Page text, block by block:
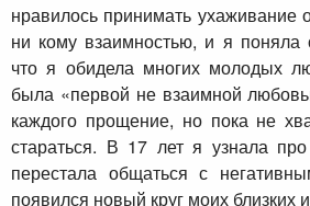
нравилось принимать ухаживание
ни кому взаимностью, и я
что я обидела многих молодых
была «первой не взаимной
каждого прощение, но пока не
стараться. В 17 лет я узнала
перестала общаться с
появился новый круг моих близких